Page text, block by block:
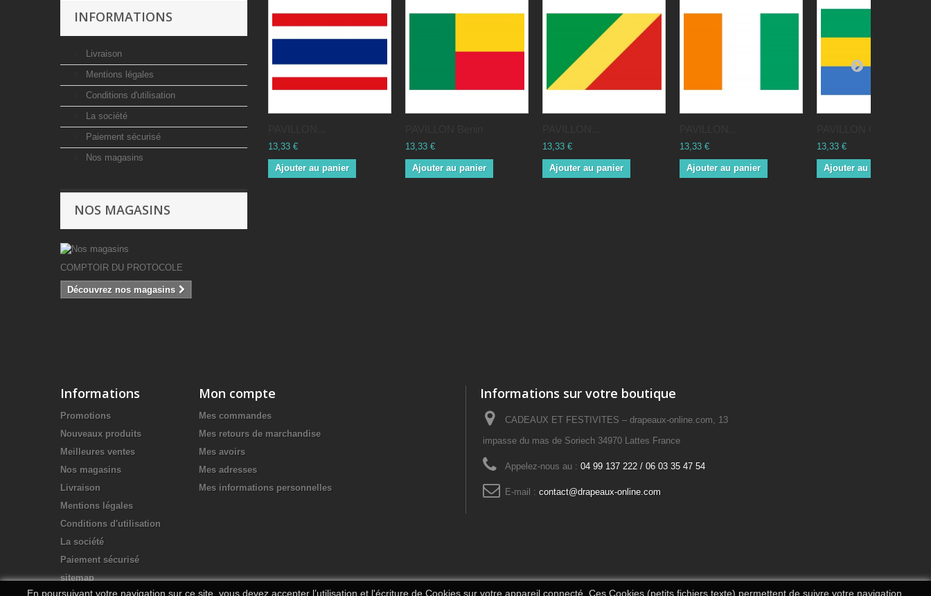
INFORMATIONS
Livraison
Mentions légales
Conditions d'utilisation
La société
Paiement sécurisé
Nos magasins
NOS MAGASINS
COMPTOIR DU PROTOCOLE
Découvrez nos magasins
13,33 €
Ajouter au panier
13,33 €
Ajouter au panier
13,33 €
Ajouter au panier
13,33 €
Ajouter au panier
13,33 €
Ajouter au panier
Informations
Promotions
Nouveaux produits
Meilleures ventes
Nos magasins
Livraison
Mentions légales
Conditions d'utilisation
La société
Paiement sécurisé
sitemap
Mon compte
Mes commandes
Mes retours de marchandise
Mes avoirs
Mes adresses
Mes informations personnelles
Informations sur votre boutique
CADEAUX ET FESTIVITES – drapeaux-online.com, 13
impasse du mas de Soriech 34970 Lattes France
Appelez-nous au : 04 99 137 222 / 06 03 35 47 54
E-mail : contact@drapeaux-online.com
En poursuivant votre navigation sur ce site, vous devez accepter l’utilisation et l'écriture de Cookies sur votre appareil connecté. Ces Cookies (petits fichiers texte) permettent de suivre votre navigation,